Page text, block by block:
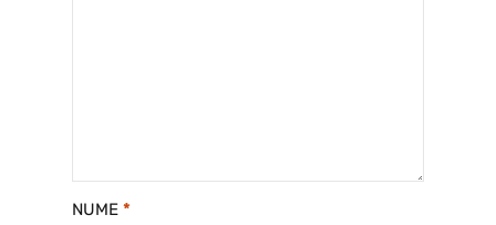
NUME *